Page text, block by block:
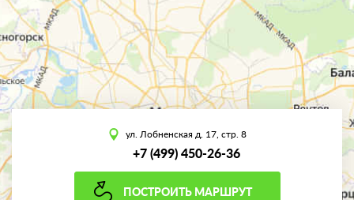
ул. Лобненская д. 17, стр. 8
+7 (499) 450-26-36
ПОСТРОИТЬ МАРШРУТ